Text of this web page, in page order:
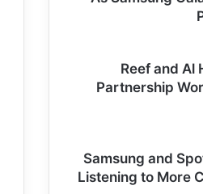
Reef and Al
Partnership
Samsung and
Listening to More